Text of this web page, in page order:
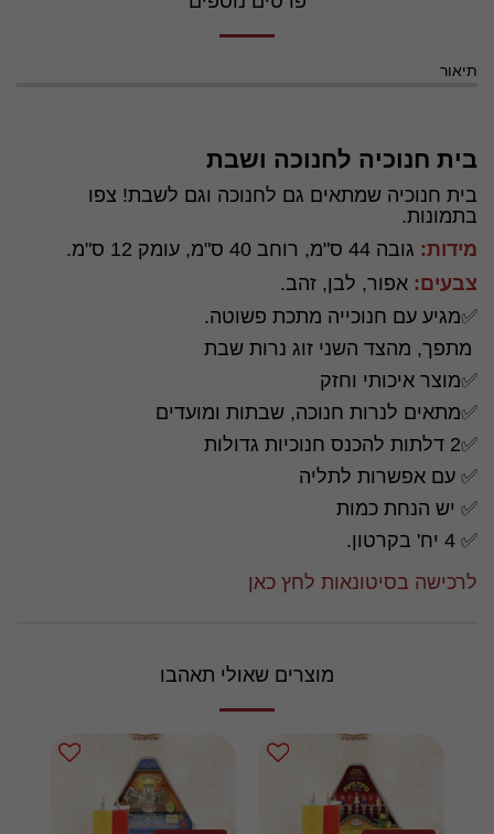
תיאור
בית חנוכיה לחנוכה ושבת
בית חנוכיה שמתאים גם לחנוכה וגם לשבת! צפו
בתמונות.
מידות: גובה 44 ס"מ, רוחב 40 ס"מ, עומק 12 ס"מ.
צבעים: אפור, לבן, זהב.
✅מגיע עם חנוכייה מתכת פשוטה.
מתפך, מהצד השני זוג נרות שבת
✅מוצר איכותי וחזק
✅מתאים לנרות חנוכה, שבתות ומועדים
✅2 דלתות להכנס חנוכיות גדולות
✅ עם אפשרות לתליה
✅ יש הנחת כמות
✅ 4 יח' בקרטון.
לרכישה בסיטונאות לחץ כאן
מוצרים שאולי תאהבו